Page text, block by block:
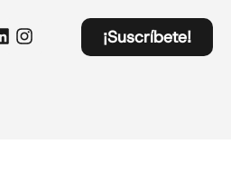
¡Suscríbete!